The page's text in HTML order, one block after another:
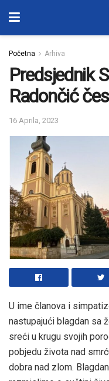
Početna Arhiva
Predsjednik
Radončić
16 Aprila, 2023
U ime članova i
nastupajući blagdan sa
sreći u krugu svojih
pobjedu života nad
dobra nad zlom.